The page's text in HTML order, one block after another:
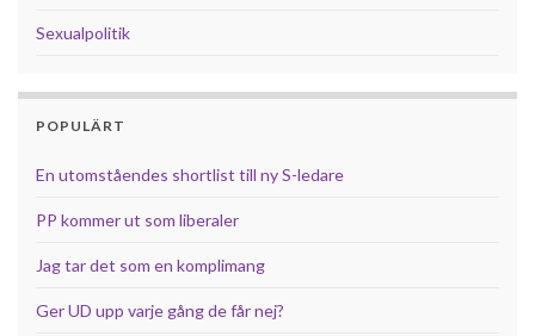
Sexualpolitik
POPULÄRT
En utomståendes shortlist till ny S-ledare
PP kommer ut som liberaler
Jag tar det som en komplimang
Ger UD upp varje gång de får nej?